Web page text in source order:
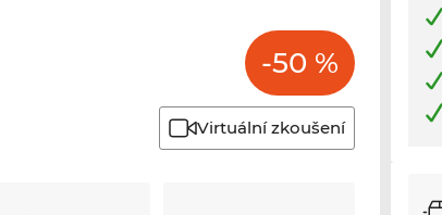
-50 %
Virtuální zkoušení